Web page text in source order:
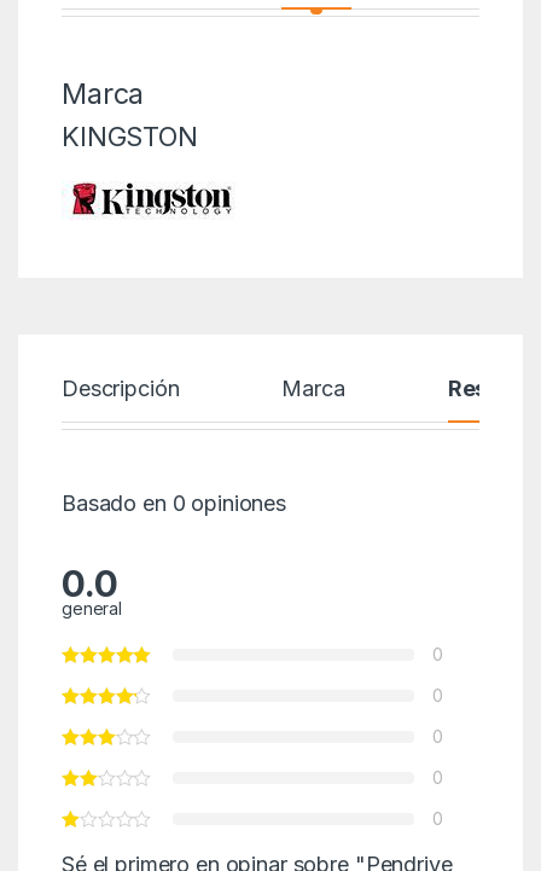
Marca
KINGSTON
Descripción Marca Reseñas
Basado en 0 opiniones
0.0
general
0
0
0
0
0
Sé el primero en opinar sobre "Pendrive